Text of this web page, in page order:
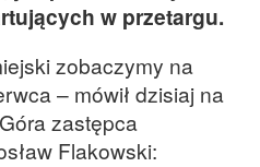
w przetargu.
zobaczymy na
– mówił dzisiaj na
zastępca
Flakowski: